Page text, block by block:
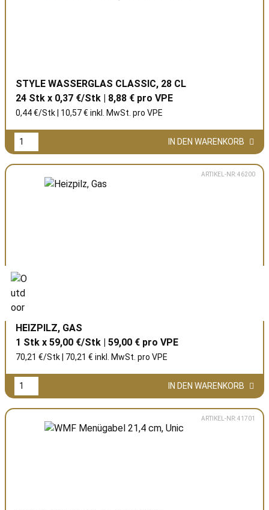
STYLE WASSERGLAS CLASSIC, 28 CL
24 Stk x 0,37 €/Stk | 8,88 € pro VPE
0,44 €/Stk | 10,57 € inkl. MwSt. pro VPE
IN DEN WARENKORB
ARTIKEL-NR: 46200
HEIZPILZ, GAS
1 Stk x 59,00 €/Stk | 59,00 € pro VPE
70,21 €/Stk | 70,21 € inkl. MwSt. pro VPE
IN DEN WARENKORB
ARTIKEL-NR: 41701